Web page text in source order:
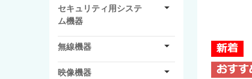
セキュリティ用システ
ム機器
無線機器
映像機器